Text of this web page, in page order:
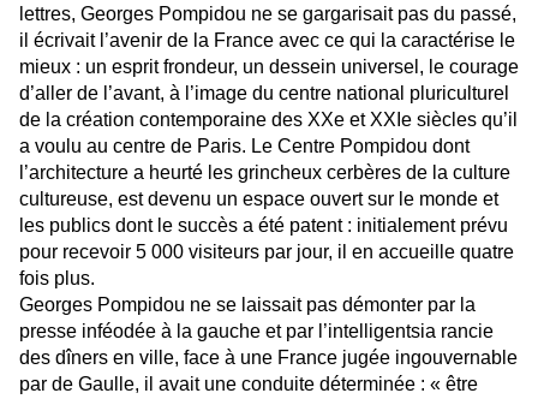
lettres, Georges Pompidou ne se gargarisait pas du passé,
il écrivait l’avenir de la France avec ce qui la caractérise le
mieux : un esprit frondeur, un dessein universel, le courage
d’aller de l’avant, à l’image du centre national pluriculturel
de la création contemporaine des XXe et XXIe siècles qu’il
a voulu au centre de Paris. Le Centre Pompidou dont
l’architecture a heurté les grincheux cerbères de la culture
cultureuse, est devenu un espace ouvert sur le monde et
les publics dont le succès a été patent : initialement prévu
pour recevoir 5 000 visiteurs par jour, il en accueille quatre
fois plus.
Georges Pompidou ne se laissait pas démonter par la
presse inféodée à la gauche et par l’intelligentsia rancie
des dîners en ville, face à une France jugée ingouvernable
par de Gaulle, il avait une conduite déterminée : « être